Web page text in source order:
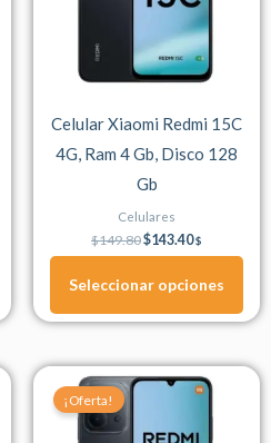
Celular Xiaomi Redmi 15C
4G, Ram 4 Gb, Disco 128
Gb
Celulares
$149.80$143.40$
Seleccionar opciones
variantes.
Las
opciones
pueden
elegir
en
la
página
producto
¡Oferta!
Original
price
Current
price